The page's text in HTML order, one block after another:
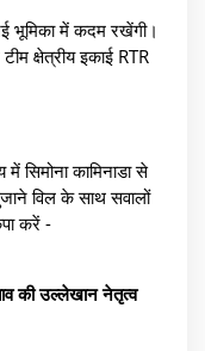
भूमिका में कदम रखेंगी।
क्षेत्रीय इकाई RTR
सिमोना कामिनाडा से
विल के साथ सवालों
करें -
की उल्लेखान नेतृत्व